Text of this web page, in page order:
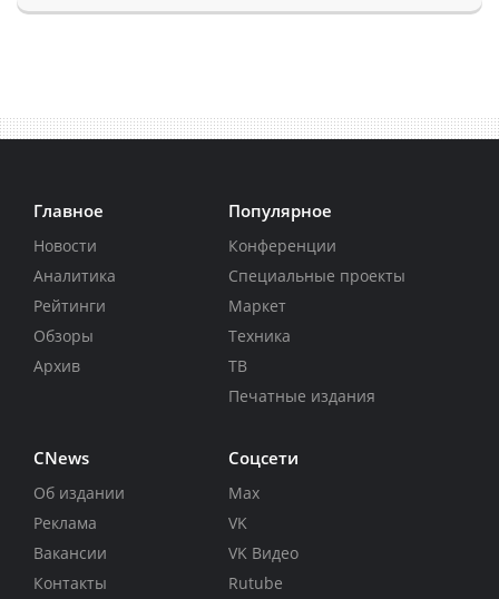
Главное
Новости
Аналитика
Рейтинги
Обзоры
Архив
Популярное
Конференции
Специальные проекты
Маркет
Техника
ТВ
Печатные издания
CNews
Об издании
Реклама
Вакансии
Контакты
Соцсети
Max
VK
VK Видео
Rutube